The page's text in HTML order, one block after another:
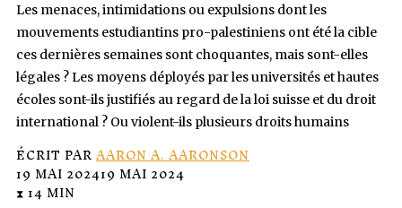
Les menaces, intimidations ou expulsions dont les
mouvements estudiantins pro-palestiniens ont été la cible
ces dernières semaines sont choquantes, mais sont-elles
légales ? Les moyens déployés par les universités et hautes
écoles sont-ils justifiés au regard de la loi suisse et du droit
international ? Ou violent-ils plusieurs droits humains
ÉCRIT PARAARON A. AARONSON
19 MAI 202419 MAI 2024
⧗ 14 MIN